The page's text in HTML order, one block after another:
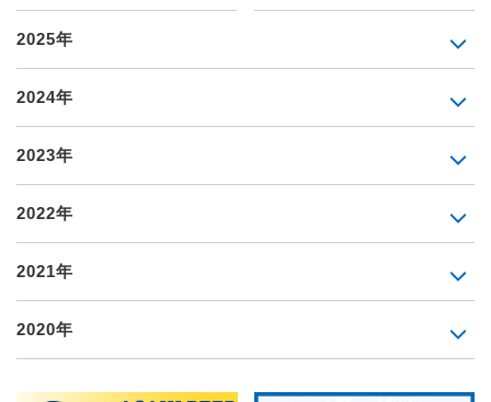
2025年
2024年
2023年
2022年
2021年
2020年